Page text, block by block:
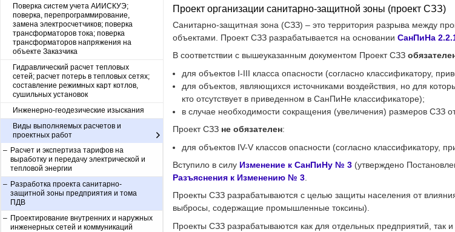
Расчет и экспертиза тарифов на
выработку и передачу электрической и
тепловой энергии
Разработка проекта санитарно-
защитной зоны предприятия и тома
ПДВ
Проектирование внутренних и наружных
инженерных сетей и коммуникаций
Поверка систем учета АИИСКУЭ;
поверка, перепрограммирование,
замена электросчетчиков; поверка
трансформаторов тока; поверка
трансформаторов напряжения на
объекте Заказчика
Гидравлический расчет тепловых
сетей; расчет потерь в тепловых сетях;
составление режимных карт котлов,
сушильных установок
Инженерно-геодезические изыскания
Виды выполняемых расчетов и
проектных работ
Расчет и экспертиза тарифов на
выработку и передачу электрической и
тепловой энергии
Разработка проекта санитарно-
защитной зоны предприятия и тома
ПДВ
Проектирование внутренних и наружных
инженерных сетей и коммуникаций
Проект организации санитарно-защитной зоны (проект СЗЗ)
Санитарно-защитная зона (СЗЗ) – это территория разрыва между
объектами. Проект СЗЗ разрабатывается на основании СанПиНа
В соответствии с вышеуказанным документом Проект СЗЗ
для объектов I-III класса опасности (согласно классификатору,
для объектов, являющихся источниками воздействия, но для
кто отсутствует в приведенном в СанПиНе классификаторе);
в случае необходимости сокращения (увеличения) размеров СЗЗ
Проект СЗЗ не обязателен:
для объектов IV-V классов опасности (согласно классификатору,
Вступило в силу Изменение к СанПиНу № 3 (утверждено
Разъяснения к Изменению № 3
Проекты СЗЗ разрабатываются с целью защиты населения от
выбросы, содержащие промышленные токсины).
Проекты СЗЗ разрабатываются как для отдельных предприятий, так